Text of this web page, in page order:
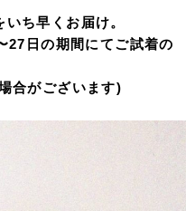
ち早くお届け。
27日の期間にてご試着の
合がございます)